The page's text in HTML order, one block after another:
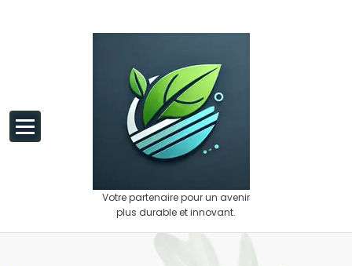
Votre partenaire pour un avenir
plus durable et innovant.